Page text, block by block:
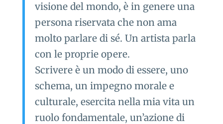
visione del mondo, è in genere una
persona riservata che non ama
molto parlare di sé. Un artista parla
con le proprie opere.
Scrivere è un modo di essere, uno
schema, un impegno morale e
culturale, esercita nella mia vita un
ruolo fondamentale, un’azione di